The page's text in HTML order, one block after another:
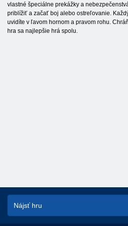
vlastné špeciálne prekážky a
priblížiť a začať boj alebo ostreľovanie.
uvidíte v ľavom hornom a pravom rohu.
hra sa najlepšie hrá spolu.